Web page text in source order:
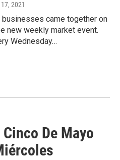
2021
businesses came together on
new weekly market event.
Wednesday…
De Mayo